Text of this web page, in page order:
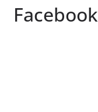
Facebook